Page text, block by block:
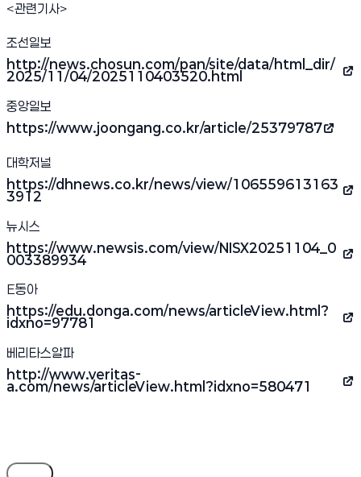
<관련기사>
조선일보
http://news.chosun.com/pan/site/data/html_dir/
2025/11/04/2025110403520.html
(새 창 열림)
중앙일보
https://www.joongang.co.kr/article/25379787
(새 창 열림)
대학저널
https://dhnews.co.kr/news/view/106559613163
3912
(새 창 열림)
뉴시스
https://www.newsis.com/view/NISX20251104_0
003389934
(새 창 열림)
E동아
https://edu.donga.com/news/articleView.html?
idxno=97781
(새 창 열림)
베리타스알파
http://www.veritas-
a.com/news/articleView.html?idxno=580471
(새 창 열림)